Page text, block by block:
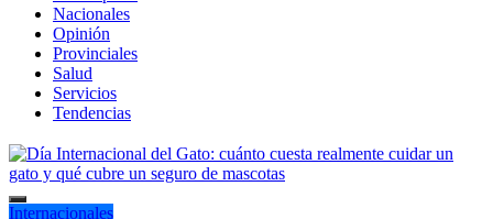
Nacionales
Opinión
Provinciales
Salud
Servicios
Tendencias
Internacionales